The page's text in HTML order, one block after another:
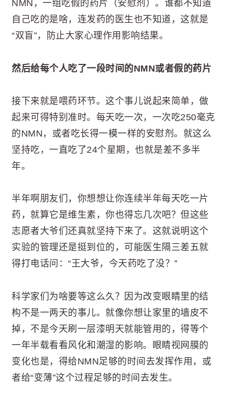
NMN，一组吃假的药片（安慰剂）。谁都不知道
自己吃的是啥，连发药的医生也不知道，这就是
“双盲”，防止大家心理作用影响结果。
然后给每个人吃了一段时间的NMN或者假的药片
接下来就是喂药环节。这个事儿说起来简单，做
起来可得特别准时。每天吃一次，一次吃250毫克
的NMN，或者吃长得一模一样的安慰剂。就这么
坚持吃，一直吃了24个星期，也就是差不多半
年。
半年啊朋友们，你想想让你连续半年每天吃一片
药，就算它是维生素，你也得忘几次吧？但这些
志愿者大爷们还真就坚持下来了。这就说明这个
实验的管理还是挺到位的，可能医生隔三差五就
得打电话问：“王大爷，今天药吃了没？”
科学家们为啥要等这么久？因为改变眼睛里的结
构不是一两天的事儿。就像你想让家里的墙皮不
掉，不是今天刷一层漆明天就能管用的，得等个
一年半载看看风化和潮湿的影响。眼睛视网膜的
变化也是，得给NMN足够的时间去发挥作用，或
者给“变薄”这个过程足够的时间去发生。